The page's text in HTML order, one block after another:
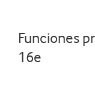
Funciones
16e